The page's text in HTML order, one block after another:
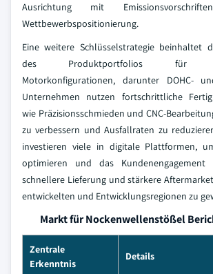
Ausrichtung mit
Wettbewerbspositionierung.
Eine weitere Schlüsselstrategie beinhaltet
des Produktportfolios für
Motorkonfigurationen, darunter DOHC-
Unternehmen nutzen fortschrittliche
wie Präzisionsschmieden und CNC-
zu verbessern und Ausfallraten zu
investieren viele in digitale Plattformen,
optimieren und das
schnellere Lieferung und stärkere
entwickelten und Entwicklungsregionen zu
Markt für Nockenwellenstößel
Zentrale
Erkenntnis
Details